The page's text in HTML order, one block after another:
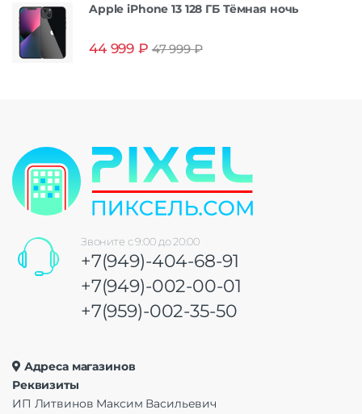
Apple iPhone 13 128 ГБ Тёмная ночь
44 999 ₽ 47 999₽
Звоните с 9:00 до 20:00
+7(949)-404-68-91
+7(949)-002-00-01
+7(959)-002-35-50
Адреса магазинов
Реквизиты
ИП Литвинов Максим Васильевич